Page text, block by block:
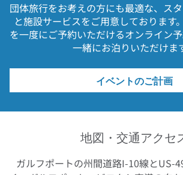
団体旅行をお考えの方にも最適な、ス
と施設サービスをご用意しております
を一度にご予約いただけるオンライン
一緒にお泊りいただけま
イベントのご計画
地図・交通アクセ
ガルフポートの州間道路I-10線とUS-